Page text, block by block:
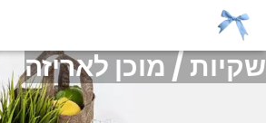
דף הבית
שקיות / מוכן לאריזה